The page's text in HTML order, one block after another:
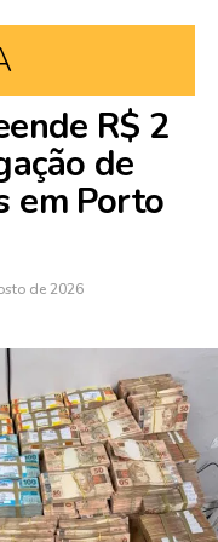
R$ 2
de
em Porto
de 2026